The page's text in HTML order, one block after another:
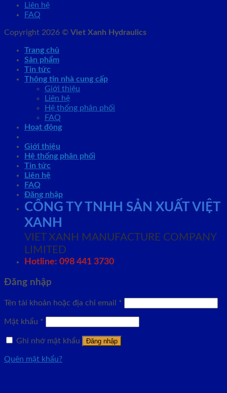
Liên hệ
FAQ
Copyright 2026 © Viet Xanh Hydraulics
Trang chủ
Sản phẩm
Tin tức
Thông tin nhà cung cấp
Giới thiệu
Liên hệ
Hệ thống phân phối
FAQ
Hoạt động
Giới thiệu
Hệ thống phân phối
Tin tức
Liên hệ
FAQ
Đăng nhập
CÔNG TY TNHH SẢN XUẤT VIỆT
XANH
VIET XANH MANUFACTURE COMPANY
LIMITED
Hotline: 098 441 3730
Đăng nhập
Tên tài khoản hoặc địa chỉ email *
Mật khẩu *
Ghi nhớ mật khẩu Đăng nhập
Quên mật khẩu?